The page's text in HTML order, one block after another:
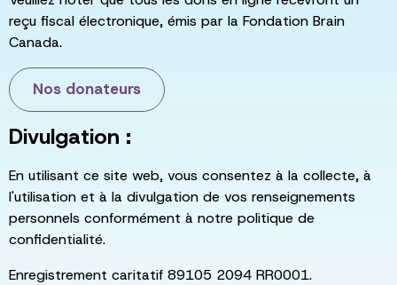
reçu fiscal électronique, émis par la Fondation Brain
Canada.
Nos donateurs
Divulgation :
En utilisant ce site web, vous consentez à la collecte, à
l'utilisation et à la divulgation de vos renseignements
personnels conformément à notre politique de
confidentialité.
Enregistrement caritatif 89105 2094 RR0001.